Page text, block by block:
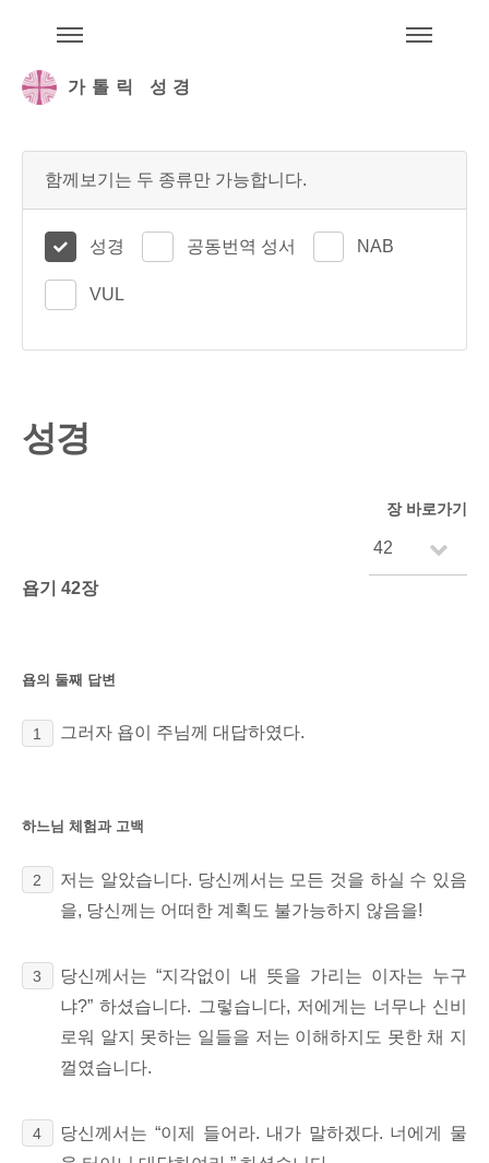
가톨릭 성경
함께보기는 두 종류만 가능합니다.
성경 공동번역 성서 NAB
VUL
성경
장 바로가기
욥기 42장
욥의 둘째 답변
1 그러자 욥이 주님께 대답하였다.
하느님 체험과 고백
2
저는 알았습니다. 당신께서는 모든 것을 하실 수 있음
을, 당신께는 어떠한 계획도 불가능하지 않음을!
3
당신께서는 “지각없이 내 뜻을 가리는 이자는 누구
냐?” 하셨습니다. 그렇습니다, 저에게는 너무나 신비
로워 알지 못하는 일들을 저는 이해하지도 못한 채 지
껄였습니다.
4
당신께서는 “이제 들어라. 내가 말하겠다. 너에게 물